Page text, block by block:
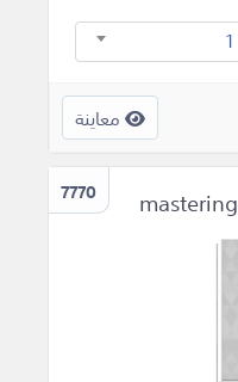
معاينة
7770